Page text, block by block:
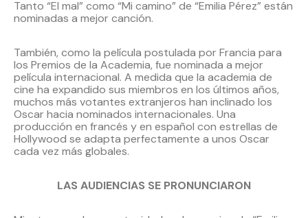
Tanto “El mal” como “Mi camino” de “Emilia Pérez” están
nominadas a mejor canción.
También, como la película postulada por Francia para
los Premios de la Academia, fue nominada a mejor
película internacional. A medida que la academia de
cine ha expandido sus miembros en los últimos años,
muchos más votantes extranjeros han inclinado los
Oscar hacia nominados internacionales. Una
producción en francés y en español con estrellas de
Hollywood se adapta perfectamente a unos Oscar
cada vez más globales.
LAS AUDIENCIAS SE PRONUNCIARON